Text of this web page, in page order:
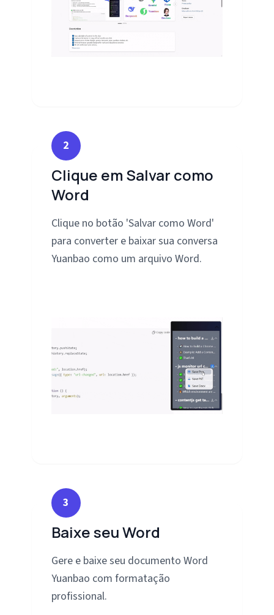
2
Clique em Salvar como
Word
Clique no botão 'Salvar como Word'
para converter e baixar sua conversa
Yuanbao como um arquivo Word.
3
Baixe seu Word
Gere e baixe seu documento Word
Yuanbao com formatação
profissional.